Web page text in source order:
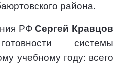
района.
РФСергей Кравцов
системы
учебному году: всего